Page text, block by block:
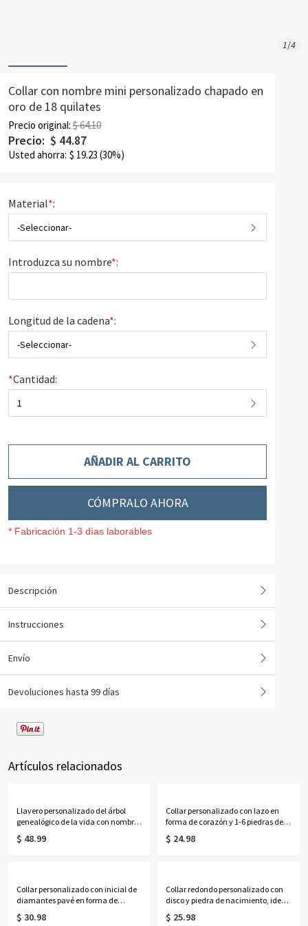
1/4
Collar con nombre mini personalizado chapado en
oro de 18 quilates
Precio original: $ 64.10
Precio: $ 44.87
Usted ahorra: $ 19.23 (30%)
Material*:
-Seleccionar-
Introduzca su nombre*:
Longitud de la cadena*:
-Seleccionar-
*Cantidad:
1
AÑADIR AL CARRITO
CÓMPRALO AHORA
* Fabricación 1-3 días laborables
Descripción
Instrucciones
Envío
Devoluciones hasta 99 días
Artículos relacionados
Llavero personalizado del árbol
genealógico de la vida con nombres
de 1 a 13 niños
$ 48.99
Collar personalizado con lazo en
forma de corazón y 1-6 piedras de
nacimiento con nombres, delicada
joyería familiar de cristal
$ 24.98
Collar personalizado con inicial de
diamantes pavé en forma de
corazón con rayos de sol, delicado
colgante de corazón festoneado
$ 30.98
Collar redondo personalizado con
disco y piedra de nacimiento, ideal
para la graduación de la escuela
secundaria o la universidad en
$ 25.98